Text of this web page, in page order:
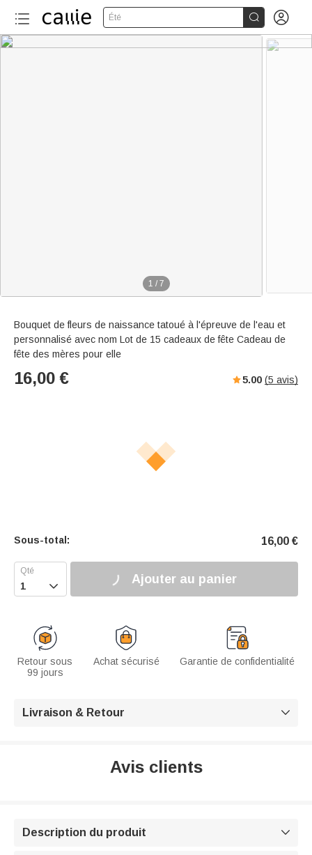
Été  
1 / 7
Bouquet de fleurs de naissance tatoué à l'épreuve de l'eau et
personnalisé avec nom Lot de 15 cadeaux de fête Cadeau de
fête des mères pour elle
16,00 € 5.00 (5 avis)
Sous-total: 16,00 €
 Ajouter au panier
Retour sous
99 jours
Achat sécurisé Garantie de confidentialité
Livraison & Retour 
Avis clients
Description du produit 